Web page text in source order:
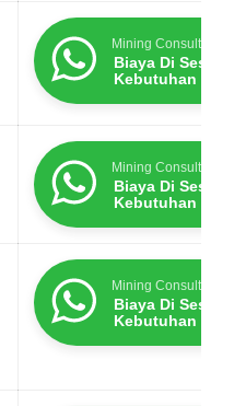
Mining Consultants
Biaya Di
Kebutuhan
Mining Consultants
Biaya Di
Kebutuhan
Mining Consultants
Biaya Di
Kebutuhan